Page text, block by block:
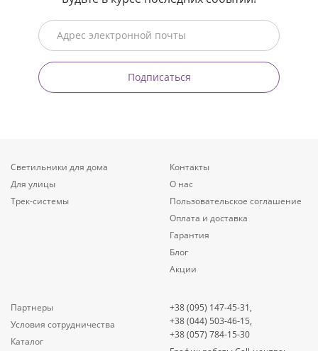
Подписаться
Светильники для дома
Для улицы
Трек-системы
Контакты
О нас
Пользовательское соглашение
Оплата и доставка
Гарантия
Блог
Акции
Партнеры
Условия сотрудничества
Каталог
+38 (095) 147-45-31,
+38 (044) 503-46-15,
+38 (057) 784-15-30